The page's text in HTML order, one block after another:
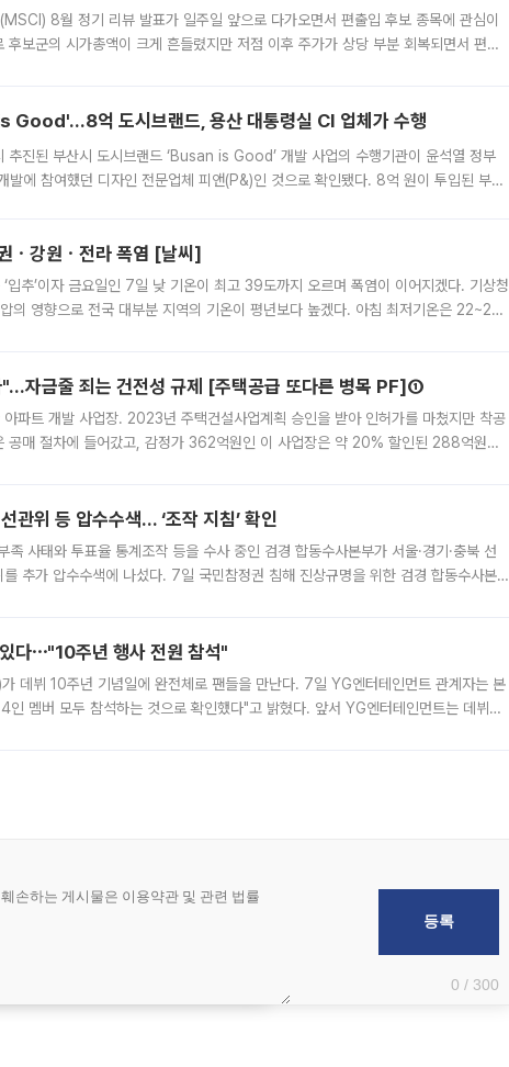
8월 정기 리뷰 발표가 일주일 앞으로 다가오면서 편출입 후보 종목에 관심이
후보군의 시가총액이 크게 흔들렸지만 저점 이후 주가가 상당 부분 회복되면서 편입
Good'…8억 도시브랜드, 용산 대통령실 CI 업체가 수행
추진된 부산시 도시브랜드 ‘Busan is Good’ 개발 사업의 수행기관이 윤석열 정부
발에 참여했던 디자인 전문업체 피앤(P&)인 것으로 확인됐다. 8억 원이 투입된 부산
ㆍ강원ㆍ전라 폭염 [날씨]
입추’이자 금요일인 7일 낮 기온이 최고 39도까지 오르며 폭염이 이어지겠다. 기상청
의 영향으로 전국 대부분 지역의 기온이 평년보다 높겠다. 아침 최저기온은 22~27
"…자금줄 죄는 건전성 규제 [주택공급 또다른 병목 PF]①
파트 개발 사업장. 2023년 주택건설사업계획 승인을 받아 인허가를 마쳤지만 착공
공매 절차에 들어갔고, 감정가 362억원인 이 사업장은 약 20% 할인된 288억원에
관위 등 압수수색… ‘조작 지침’ 확인
사태와 투표율 통계조작 등을 수사 중인 검경 합동수사본부가 서울·경기·충북 선
추가 압수수색에 나섰다. 7일 국민참정권 침해 진상규명을 위한 검경 합동수사본
다⋯"10주년 행사 전원 참석"
데뷔 10주년 기념일에 완전체로 팬들을 만난다. 7일 YG엔터테인먼트 관계자는 본
인 멤버 모두 참석하는 것으로 확인했다"고 밝혔다. 앞서 YG엔터테인먼트는 데뷔
0 / 300